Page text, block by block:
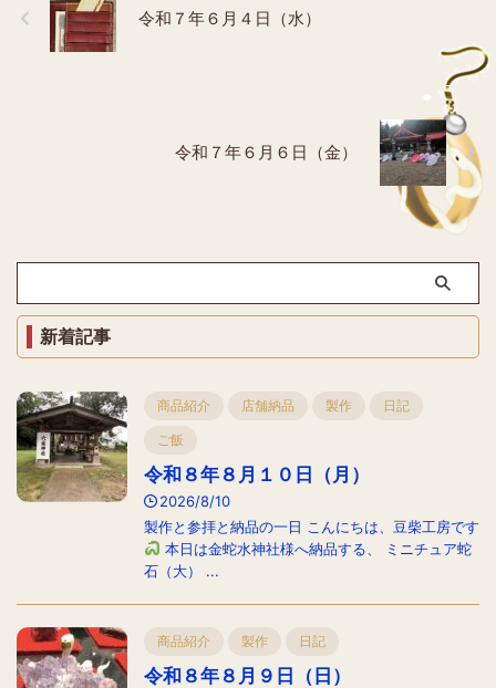
令和７年６月４日（水）
令和７年６月６日（金）
新着記事
商品紹介 店舗納品 製作 日記
ご飯
令和８年８月１０日（月）
2026/8/10
製作と参拝と納品の一日 こんにちは、豆柴工房です
本日は金蛇水神社様へ納品する、 ミニチュア蛇
石（大） ...
商品紹介 製作 日記
令和８年８月９日（日）